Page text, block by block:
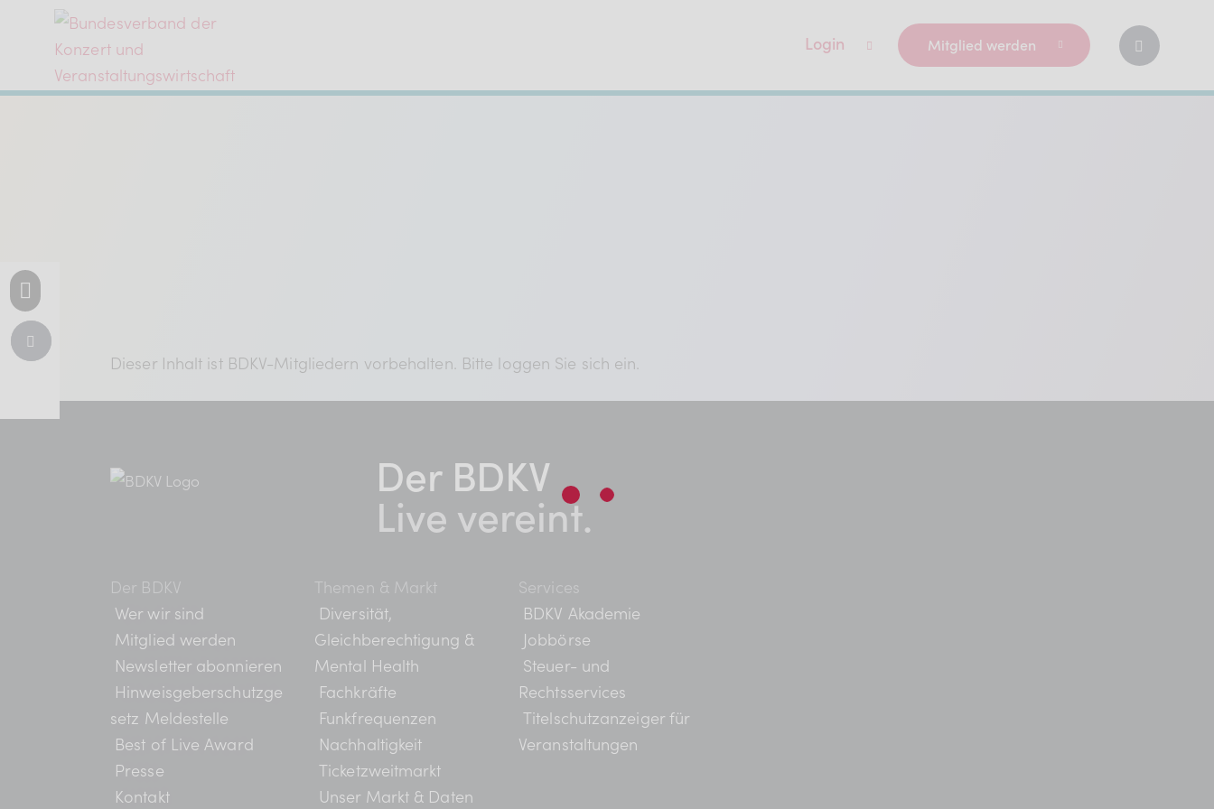
Login Mitglied werden
Dieser Inhalt ist BDKV-Mitgliedern vorbehalten. Bitte loggen Sie sich ein.
Der BDKV​
Live vereint.
Der BDKV
Wer wir sind
Mitglied werden
Newsletter abonnieren
Hinweisgeberschutzge
setz Meldestelle
Best of Live Award
Presse
Kontakt
Themen & Markt
Diversität,
Gleichberechtigung &
Mental Health
Fachkräfte
Funkfrequenzen
Nachhaltigkeit
Ticketzweitmarkt
Unser Markt & Daten
Services
BDKV Akademie
Jobbörse
Steuer- und
Rechtsservices
Titelschutzanzeiger für
Veranstaltungen
Mitglied werden
Mitgliederbereich
BDKV Academy
Juristische Beratung und Services
Geldwerte Vorteile und Rabatte
BDKV Female Voice